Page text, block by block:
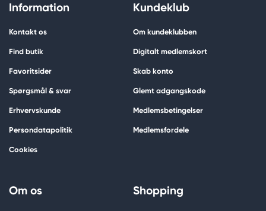
Information
Kontakt os
Find butik
Favoritsider
Spørgsmål & svar
Erhvervskunde
Persondatapolitik
Cookies
Kundeklub
Om kundeklubben
Digitalt medlemskort
Skab konto
Glemt adgangskode
Medlemsbetingelser
Medlemsfordele
Om os Shopping